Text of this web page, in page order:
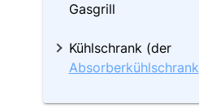
Gasgrill
Kühlschrank (der
Absorberkühlschrank